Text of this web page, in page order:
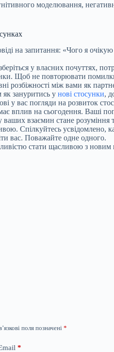
моделювання,
на запитання: «Чого я
у власних почуттях,
Щоб не повторювати
розбіжності між вами як
зануритись у нові стосунки,
у вас погляди на розвиток
вплив на сьогодення. Ваші
взаємин стане розуміння
Спілкуйтесь
вас. Поважайте одне одного.
стати щасливою з новим
поля позначені *
*